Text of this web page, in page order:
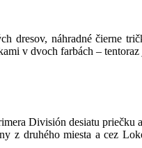
dresov, náhradné čierne
v dvoch farbách –
División desiatu
z druhého miesta a cez